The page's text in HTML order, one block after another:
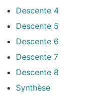
Descente 4
Descente 5
Descente 6
Descente 7
Descente 8
Synthèse